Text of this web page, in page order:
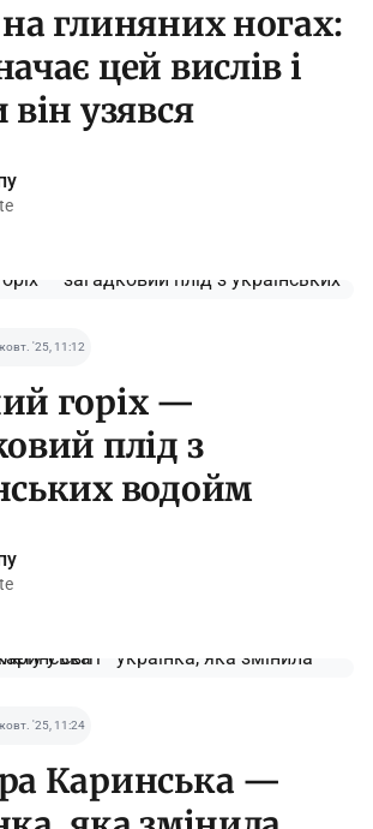
глиняних ногах:
цей вислів і
він узявся
'25, 11:12
горіх —
плід з
водойм
'25, 11:24
Каринська —